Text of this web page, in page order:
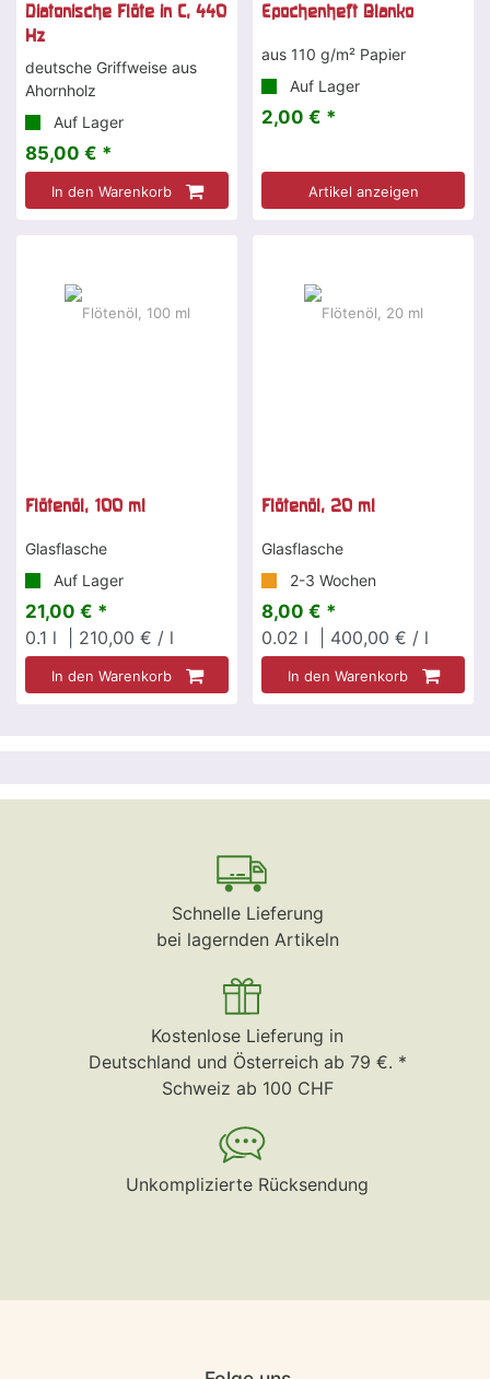
Diatonische Flöte in C, 440
Hz
deutsche Griffweise aus
Ahornholz
Auf Lager
85,00 € *
In den Warenkorb
Epochenheft Blanko
aus 110 g/m² Papier
Auf Lager
2,00 € *
Artikel anzeigen
Flötenöl, 100 ml
Glasflasche
Auf Lager
21,00 € *
0.1 l | 210,00 € / l
In den Warenkorb
Flötenöl, 20 ml
Glasflasche
2-3 Wochen
8,00 € *
0.02 l | 400,00 € / l
In den Warenkorb
Schnelle Lieferung
bei lagernden Artikeln
Kostenlose Lieferung in
Deutschland und Österreich ab 79 €. *
Schweiz ab 100 CHF
Unkomplizierte Rücksendung